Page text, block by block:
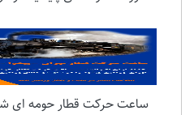
ساعت حرکت قطار حومه ای